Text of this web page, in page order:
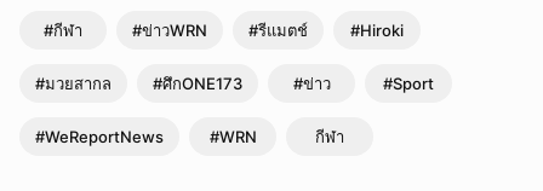
#กีฬา #ข่าวWRN #รีแมตช์ #Hiroki
#มวยสากล #ศึกONE173 #ข่าว #Sport
#WeReportNews #WRN กีฬา